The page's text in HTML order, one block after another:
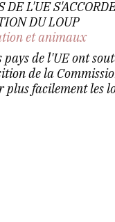
DE L'UE
DU LOUP
et animaux
pays de l'UE ont
de la
facilement les